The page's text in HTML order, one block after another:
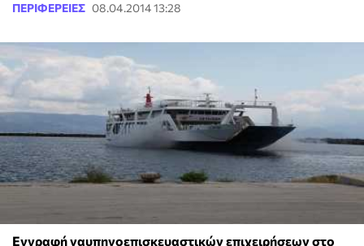
ΠΕΡΙΦΕΡΕΙΕΣ 08.04.2014 13:28
Εγγραφή ναυπηγοεπισκευαστικών επιχειρήσεων στο